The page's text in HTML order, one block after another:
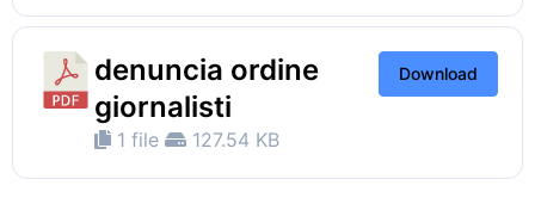
denuncia ordine
giornalisti
1 file 127.54 KB
Download